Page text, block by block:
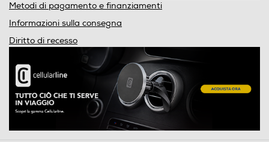
Metodi di pagamento e finanziamenti
Informazioni sulla consegna
Diritto di recesso